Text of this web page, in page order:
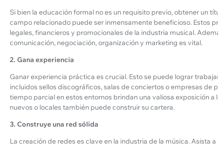
Si bien la educación formal no es un requisito previo, obtener un
campo relacionado puede ser inmensamente beneficioso. Estos
legales, financieros y promocionales de la industria musical.
comunicación, negociación, organización y marketing es vital.
2. Gana experiencia
Ganar experiencia práctica es crucial. Esto se puede lograr
incluidos sellos discográficos, salas de conciertos o empresas de
tiempo parcial en estos entornos brindan una valiosa exposición
nuevos o locales también puede construir su cartera.
3. Construye una red sólida
La creación de redes es clave en la industria de la música. Asista